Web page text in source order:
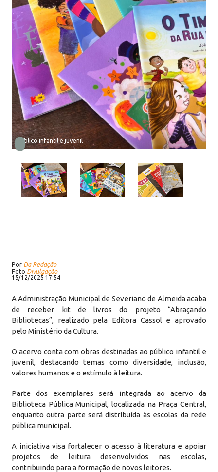
Público infantil e juvenil
Por Da Redação
Foto Divulgação
15/12/2025 17:54
A Administração Municipal de Severiano de Almeida acaba
de receber kit de livros do projeto “Abraçando
Bibliotecas”, realizado pela Editora Cassol e aprovado
pelo Ministério da Cultura.
O acervo conta com obras destinadas ao público infantil e
juvenil, destacando temas como diversidade, inclusão,
valores humanos e o estímulo à leitura.
Parte dos exemplares será integrada ao acervo da
Biblioteca Pública Municipal, localizada na Praça Central,
enquanto outra parte será distribuída às escolas da rede
pública municipal.
A iniciativa visa fortalecer o acesso à literatura e apoiar
projetos de leitura desenvolvidos nas escolas,
contribuindo para a formação de novos leitores.